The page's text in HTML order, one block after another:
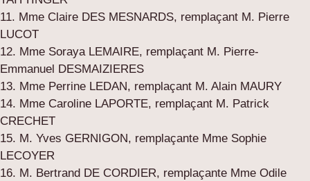
11. Mme Claire DES MESNARDS, remplaçant M. Pierre
LUCOT
12. Mme Soraya LEMAIRE, remplaçant M. Pierre-
Emmanuel DESMAIZIERES
13. Mme Perrine LEDAN, remplaçant M. Alain MAURY
14. Mme Caroline LAPORTE, remplaçant M. Patrick
CRECHET
15. M. Yves GERNIGON, remplaçante Mme Sophie
LECOYER
16. M. Bertrand DE CORDIER, remplaçante Mme Odile